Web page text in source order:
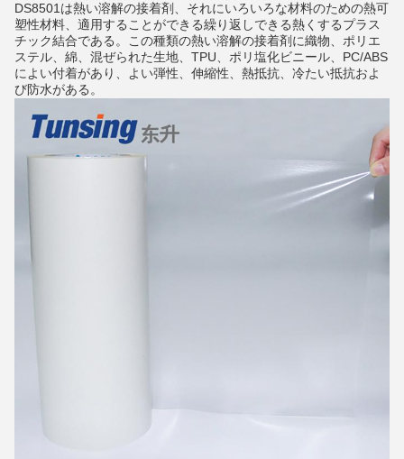
DS8501は熱い溶解の接着剤、それにいろいろな材料のための熱可
塑性材料、適用することができる繰り返しできる熱くするプラス
チック結合である。この種類の熱い溶解の接着剤に織物、ポリエ
ステル、綿、混ぜられた生地、TPU、ポリ塩化ビニール、PC/ABS
によい付着があり、よい弾性、伸縮性、熱抵抗、冷たい抵抗およ
び防水がある。